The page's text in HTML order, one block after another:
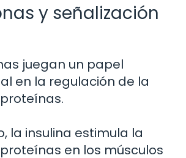
y señalización
juegan un papel
en la regulación de la
la insulina estimula la
en los músculos